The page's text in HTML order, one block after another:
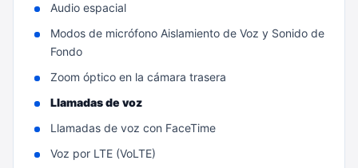
Audio espacial
Modos de micrófono Aislamiento de Voz y Sonido de
Fondo
Zoom óptico en la cámara trasera
Llamadas de voz
Llamadas de voz con FaceTime
Voz por LTE (VoLTE)